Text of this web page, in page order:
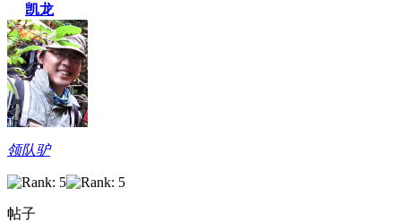
凯龙
领队驴
帖子